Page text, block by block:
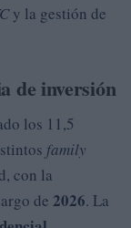
y la gestión de
de inversión
los 11,5
family
con la
de 2026. La